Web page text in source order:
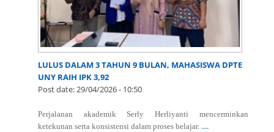
LULUS DALAM 3 TAHUN 9 BULAN, MAHASISWA DPTE
UNY RAIH IPK 3,92
Post date:29/04/2026 - 10:50
Perjalanan akademik Serly Herliyanti mencerminkan
ketekunan serta konsistensi dalam proses belajar. ....